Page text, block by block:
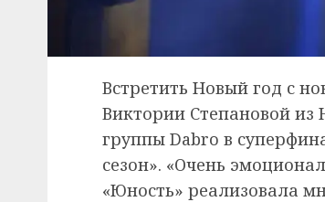
Встретить Новый год с
Виктории Степановой из
группы Dabro в
сезон». «Очень
«Юность» реализовала